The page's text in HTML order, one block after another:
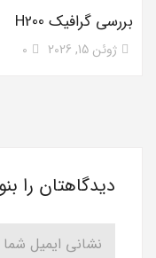
بررسی گرافیک H200
ژوئن 15, 2026 0
دیدگاهتان را
نشانی ایمیل